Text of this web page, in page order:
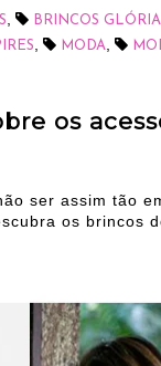
BRINCOS
MODA
os
ser assim tão
os brincos